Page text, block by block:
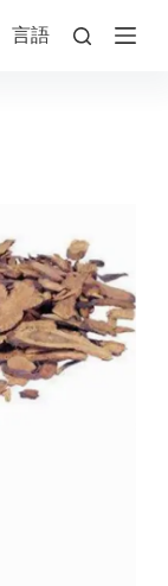
言語